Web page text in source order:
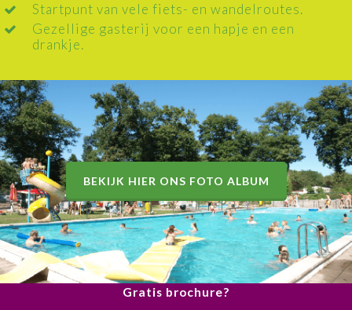
Startpunt van vele fiets- en wandelroutes.
Gezellige gasterij voor een hapje en een
drankje.
BEKIJK HIER ONS FOTO ALBUM
Gratis brochure?